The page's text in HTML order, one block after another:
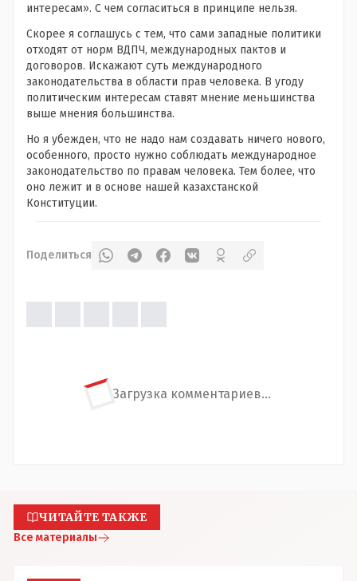
интересам». С чем согласиться в принципе нельзя.
Скорее я соглашусь с тем, что сами западные политики
отходят от норм ВДПЧ, международных пактов и
договоров. Искажают суть международного
законодательства в области прав человека. В угоду
политическим интересам ставят мнение меньшинства
выше мнения большинства.
Но я убежден, что не надо нам создавать ничего нового,
особенного, просто нужно соблюдать международное
законодательство по правам человека. Тем более, что
оно лежит и в основе нашей казахстанской
Конституции.
Поделиться
Загрузка комментариев...
ЧИТАЙТЕ ТАКЖЕ
Все материалы